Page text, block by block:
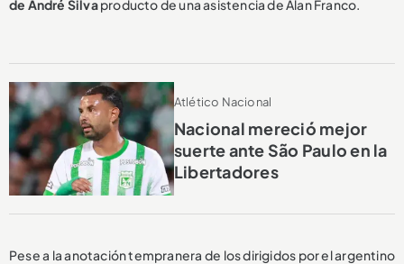
de André Silvaproducto de una asistencia de Alan Franco.
Atlético Nacional
Nacional mereció mejor
suerte ante São Paulo en la
Libertadores
Pese a la anotación tempranera de los dirigidos por el argentino